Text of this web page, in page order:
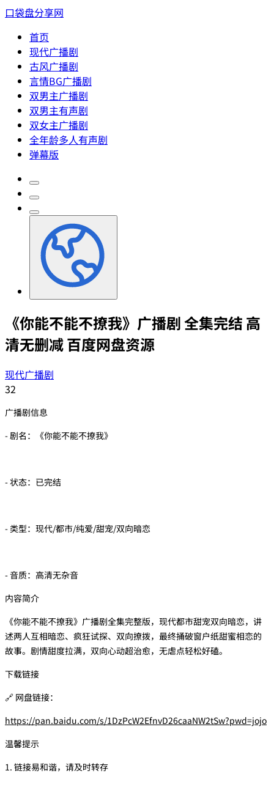
口袋盘分享网
首页
现代广播剧
古风广播剧
言情BG广播剧
双男主广播剧
双男主有声剧
双女主广播剧
全年龄多人有声剧
弹幕版
《你能不能不撩我》广播剧 全集完结 高
清无删减 百度网盘资源
现代广播剧
32
广播剧信息
- 剧名：《你能不能不撩我》
- 状态：已完结
- 类型：现代/都市/纯爱/甜宠/双向暗恋
- 音质：高清无杂音
内容简介
《你能不能不撩我》广播剧全集完整版，现代都市甜宠双向暗恋，讲
述两人互相暗恋、疯狂试探、双向撩拨，最终捅破窗户纸甜蜜相恋的
故事。剧情甜度拉满，双向心动超治愈，无虐点轻松好磕。
下载链接
🔗 网盘链接：
https://pan.baidu.com/s/1DzPcW2EfnvD26caaNW2tSw?pwd=jojo
温馨提示
1. 链接易和谐，请及时转存